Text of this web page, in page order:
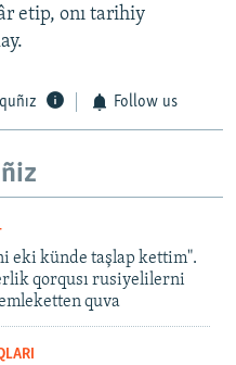
etip, onı tarihiy
Follow us
eki künde taşlap kettim".
qorqusı rusiyelilerni
quva